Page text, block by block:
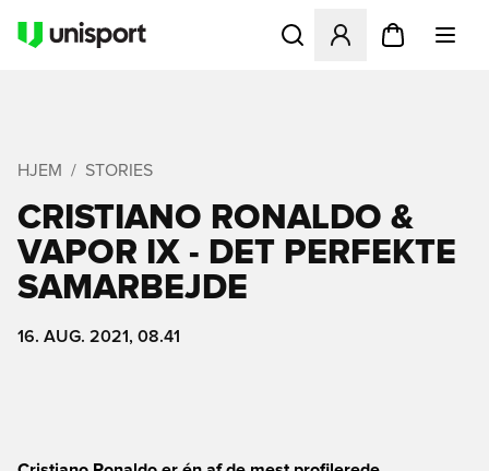
Åbner en Modal til at
HJEM STORIES
CRISTIANO RONALDO &
VAPOR IX - DET PERFEKTE
SAMARBEJDE
16. AUG. 2021, 08.41